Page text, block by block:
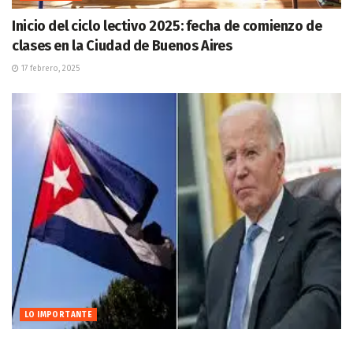
Inicio del ciclo lectivo 2025: fecha de comienzo de
clases en la Ciudad de Buenos Aires
17 febrero, 2025
LO IMPORTANTE